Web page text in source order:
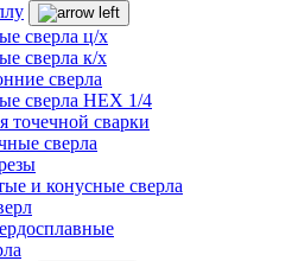
сверла ц/х
сверла к/х
сверла
сверла HEX 1/4
точечной сварки
сверла
и конусные сверла